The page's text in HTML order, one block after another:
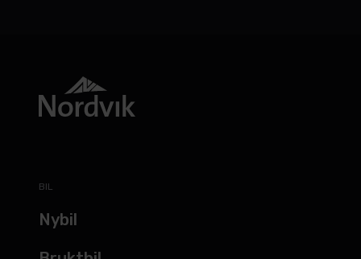
BIL
Nybil